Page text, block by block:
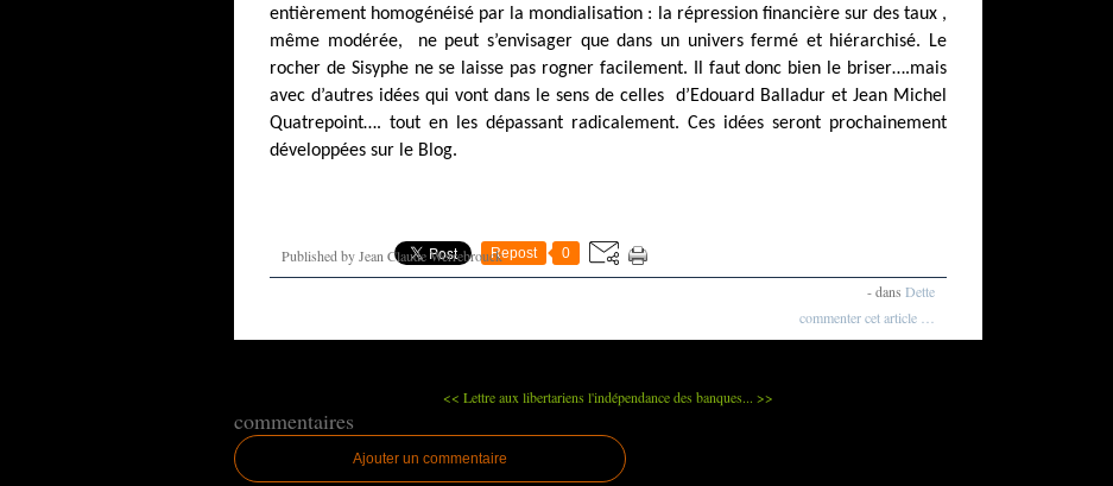
entièrement homogénéisé par la mondialisation : la répression financière sur des taux ,
même modérée,
ne peut s’envisager que dans un univers fermé et hiérarchisé. Le
rocher de Sisyphe ne se laisse pas rogner facilement. Il faut donc bien le briser….mais
avec d’autres idées qui vont dans le sens de celles
d’Edouard Balladur et Jean Michel
Quatrepoint…. tout en les dépassant radicalement. Ces idées seront prochainement
développées sur le Blog.
Repost 0
Published by Jean Claude Werrebrouck
-dans Dette
commenter cet article
<< Lettre aux libertariens l'indépendance des banques... >>
commentaires
Ajouter un commentaire